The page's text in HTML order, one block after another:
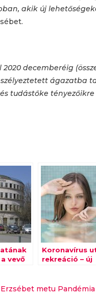
akik új
decemberéig
ágazatba
tudástőke
vevő
Koronavírus
rekreáció – új
gyógyfürdők?
metu Pandémia